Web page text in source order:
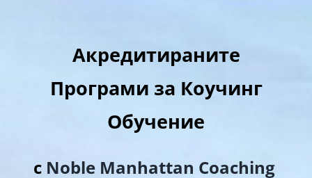
Акредитираните
Програми за Коучинг
Обучение
с Noble Manhattan Coaching